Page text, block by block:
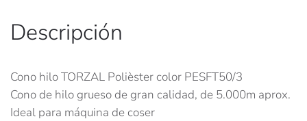
Descripción
Cono hilo TORZAL Polièster color PESFT50/3
Cono de hilo grueso de gran calidad, de 5.000m aprox.
Ideal para máquina de coser